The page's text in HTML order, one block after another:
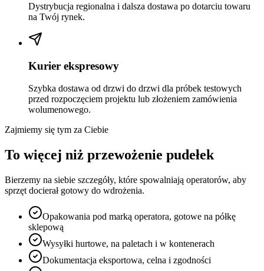
Dystrybucja regionalna i dalsza dostawa po dotarciu towaru
na Twój rynek.
Kurier ekspresowy
Szybka dostawa od drzwi do drzwi dla próbek testowych
przed rozpoczęciem projektu lub złożeniem zamówienia
wolumenowego.
Zajmiemy się tym za Ciebie
To więcej niż przewożenie pudełek
Bierzemy na siebie szczegóły, które spowalniają operatorów, aby
sprzęt docierał gotowy do wdrożenia.
Opakowania pod marką operatora, gotowe na półkę
sklepową
Wysyłki hurtowe, na paletach i w kontenerach
Dokumentacja eksportowa, celna i zgodności